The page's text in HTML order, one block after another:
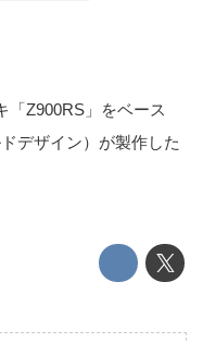
「Z900RS」をベース
デザイン）が製作した